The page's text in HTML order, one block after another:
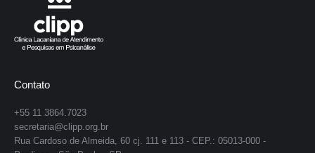
Contato
+55 11 3864.7023
secretaria@clipp.org.br
Rua Cardoso de Almeida, 60 cj. 111 e 113 - CEP.: 05013-000 -